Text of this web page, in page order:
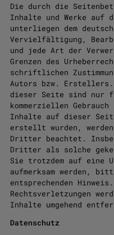
Die durch die
Inhalte und Werke auf
unterliegen dem
Vervielfältigung,
und jede Art der
Grenzen des
schriftlichen
Autors bzw. Erstellers.
dieser Seite sind nur
kommerziellen
Inhalte auf dieser
erstellt wurden,
Dritter beachtet.
Dritter als solche
Sie trotzdem auf eine
aufmerksam werden,
entsprechenden
Rechtsverletzungen
Inhalte umgehend
Datenschutz